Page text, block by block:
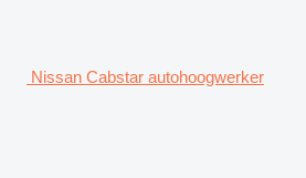
Nissan Cabstar autohoogwerker